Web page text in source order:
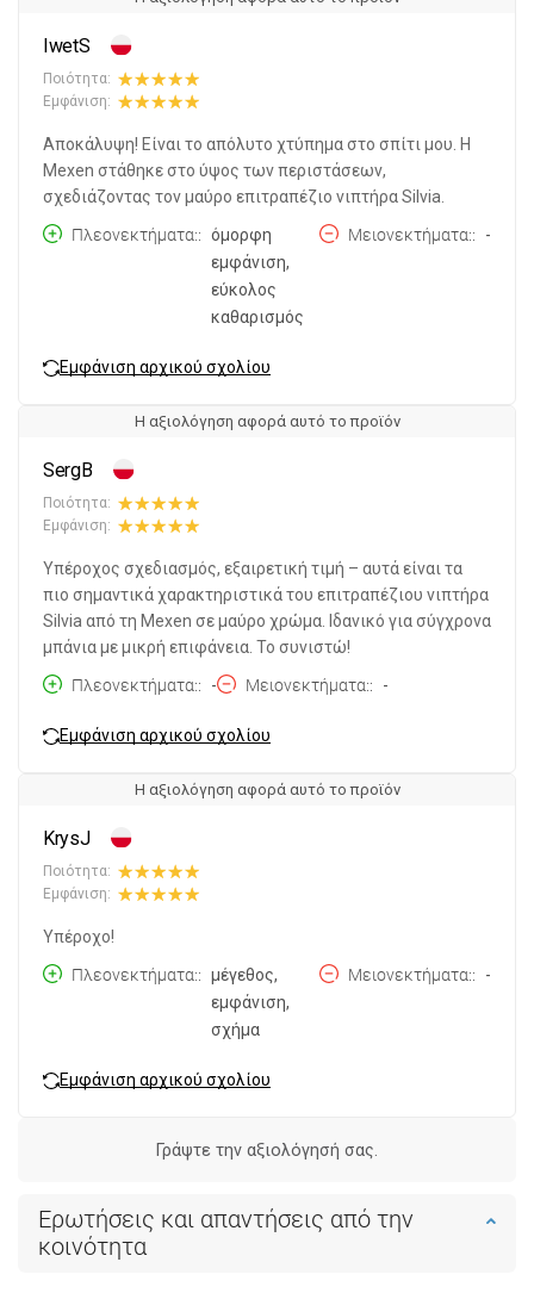
IwetS
Ποιότητα:
Εμφάνιση:
Αποκάλυψη! Είναι το απόλυτο χτύπημα στο σπίτι μου. Η
Mexen στάθηκε στο ύψος των περιστάσεων,
σχεδιάζοντας τον μαύρο επιτραπέζιο νιπτήρα Silvia.
Πλεονεκτήματα:
όμορφη
εμφάνιση,
εύκολος
καθαρισμός
Μειονεκτήματα: -
Εμφάνιση αρχικού σχολίου
Η αξιολόγηση αφορά αυτό το προϊόν
SergB
Ποιότητα:
Εμφάνιση:
Υπέροχος σχεδιασμός, εξαιρετική τιμή – αυτά είναι τα
πιο σημαντικά χαρακτηριστικά του επιτραπέζιου νιπτήρα
Silvia από τη Mexen σε μαύρο χρώμα. Ιδανικό για σύγχρονα
μπάνια με μικρή επιφάνεια. Το συνιστώ!
Πλεονεκτήματα:
- Μειονεκτήματα: -
Εμφάνιση αρχικού σχολίου
Η αξιολόγηση αφορά αυτό το προϊόν
KrysJ
Ποιότητα:
Εμφάνιση:
Υπέροχο!
Πλεονεκτήματα:
μέγεθος,
εμφάνιση,
σχήμα
Μειονεκτήματα: -
Εμφάνιση αρχικού σχολίου
Γράψτε την αξιολόγησή σας.
Ερωτήσεις και απαντήσεις από την
κοινότητα